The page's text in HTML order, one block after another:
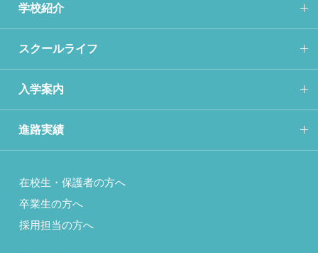
学校紹介
スクールライフ
入学案内
進路実績
在校生・保護者の方へ
卒業生の方へ
採用担当の方へ